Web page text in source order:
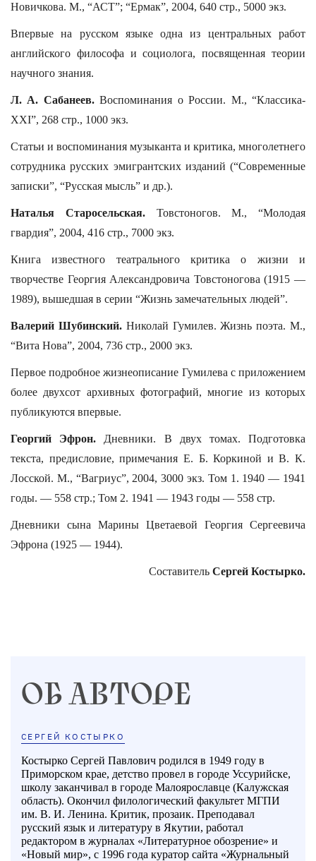
Новичкова. М., “АСТ”; “Ермак”, 2004, 640 стр., 5000 экз.
Впервые на русском языке одна из центральных работ
английского философа и социолога, посвященная теории
научного знания.
Л. А. Сабанеев.Воспоминания о России. М., “Классика-
ХХI”, 268 стр., 1000 экз.
Статьи и воспоминания музыканта и критика, многолетнего
сотрудника русских эмигрантских изданий (“Современные
записки”, “Русская мысль” и др.).
Наталья Старосельская.Товстоногов. М., “Молодая
гвардия”, 2004, 416 стр., 7000 экз.
Книга известного театрального критика о жизни и
творчестве Георгия Александровича Товстоногова (1915 —
1989), вышедшая в серии “Жизнь замечательных людей”.
Валерий Шубинский.Николай Гумилев. Жизнь поэта. М.,
“Вита Нова”, 2004, 736 стр., 2000 экз.
Первое подробное жизнеописание Гумилева с приложением
более двухсот архивных фотографий, многие из которых
публикуются впервые.
Георгий Эфрон. Дневники. В двух томах. Подготовка
текста, предисловие, примечания Е. Б. Коркиной и В. К.
Лосской. М., “Вагриус”, 2004, 3000 экз. Том 1. 1940 — 1941
годы. — 558 стр.; Том 2. 1941 — 1943 годы — 558 стр.
Дневники сына Марины Цветаевой Георгия Сергеевича
Эфрона (1925 — 1944).
Составитель Сергей Костырко.
ОБ АВТОРЕ
СЕРГЕЙ КОСТЫРКО
Костырко Сергей Павлович родился в 1949 году в
Приморском крае, детство провел в городе Уссурийске,
школу заканчивал в городе Малоярославце (Калужская
область). Окончил филологический факультет МГПИ
им. В. И. Ленина. Критик, прозаик. Преподавал
русский язык и литературу в Якутии, работал
редактором в журналах «Литературное обозрение» и
«Новый мир», с 1996 года куратор сайта «Журнальный